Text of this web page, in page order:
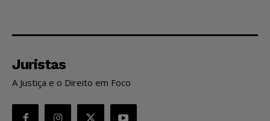
Juristas
A Justiça e o Direito em Foco